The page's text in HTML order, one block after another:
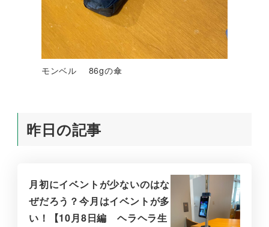
モンベル 86gの傘
昨日の記事
月初にイベントが少ないのはな
ぜだろう？今月はイベントが多
い！【10月8日編 ヘラヘラ生